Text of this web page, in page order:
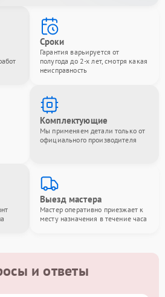
Сроки
Гарантия варьируется от
полугода до 2-х лет, смотря какая
неисправность
Комплектующие
Мы применяем детали только от
официального производителя
Выезд мастера
Мастер оперативно приезжает к
месту назначения в течение часа
и ответы